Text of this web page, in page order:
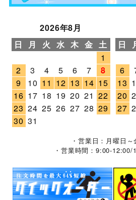
2026年8月
日
月 火 水 木 金 土
1
2
3 4 5 6 7
8
9
10 11 12 13 14 15
16 17 18 19 20 21 22
23 24 25 26 27 28 29
30 31
日
6
13
20
27
・営業日：月曜日～
・営業時間：9:00-